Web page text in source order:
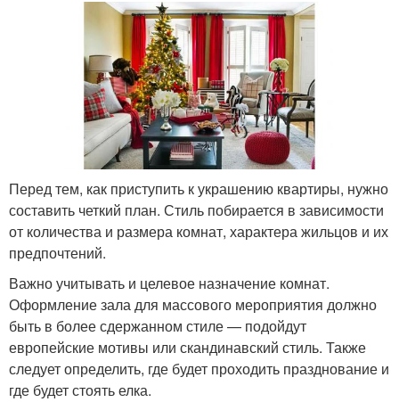
Перед тем, как приступить к украшению квартиры, нужно
составить четкий план. Стиль побирается в зависимости
от количества и размера комнат, характера жильцов и их
предпочтений.
Важно учитывать и целевое назначение комнат.
Оформление зала для массового мероприятия должно
быть в более сдержанном стиле — подойдут
европейские мотивы или скандинавский стиль. Также
следует определить, где будет проходить празднование и
где будет стоять елка.